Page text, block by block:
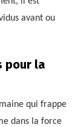
avant ou
pour la
qui frappe
dans la force